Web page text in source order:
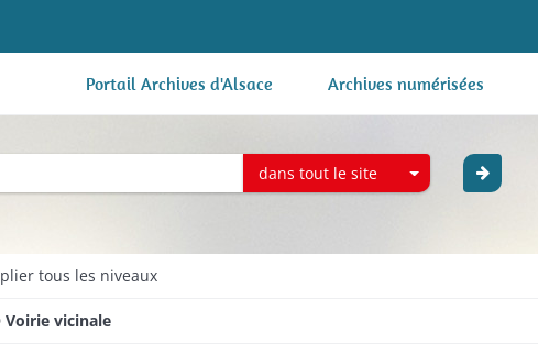
Portail Archives d'Alsace Archives numérisées
dans tout le site
tous les niveaux
Voirie vicinale